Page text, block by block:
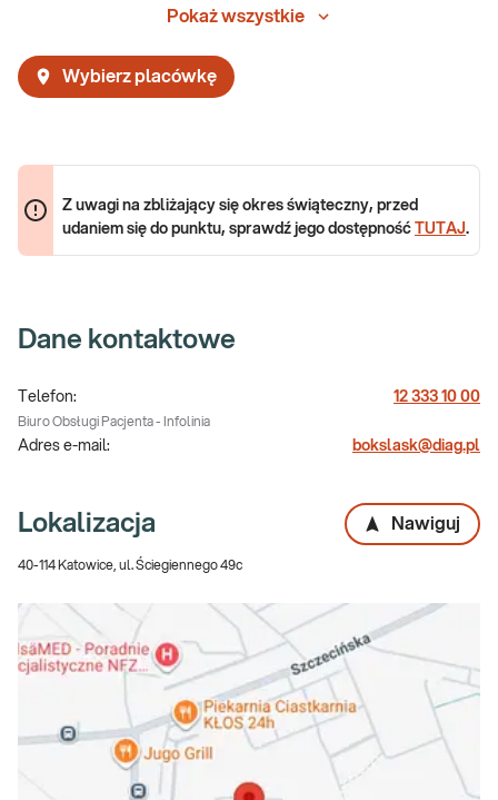
Pokaż wszystkie
Wybierz placówkę
Z uwagi na zbliżający się okres świąteczny, przed
udaniem się do punktu, sprawdź jego dostępność
TUTAJ.
Dane kontaktowe
Telefon: 12 333 10 00
Biuro Obsługi Pacjenta - Infolinia
Adres e-mail: bokslask@diag.pl
Lokalizacja Nawiguj
40-114 Katowice, ul. Ściegiennego 49c